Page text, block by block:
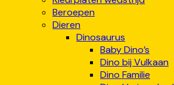
Beroepen
Dieren
Dinosaurus
Baby Dino’s
Dino bij Vulkaan
Dino Familie